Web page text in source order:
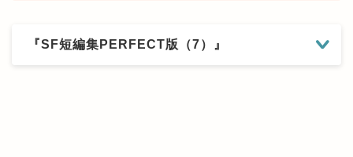
『SF短編集PERFECT版（7）』